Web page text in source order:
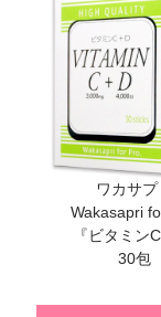
ワカサプ
Wakasapri
『ビタミン
30包